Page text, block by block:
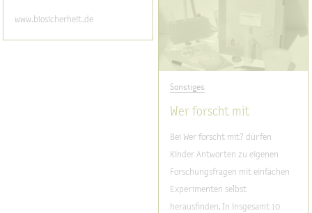
www.biosicherheit.de
Sonstiges
Wer forscht mit
Bei Wer forscht mit? dürfen
Kinder Antworten zu eigenen
Forschungsfragen mit einfachen
Experimenten selbst
herausfinden. In insgesamt 10